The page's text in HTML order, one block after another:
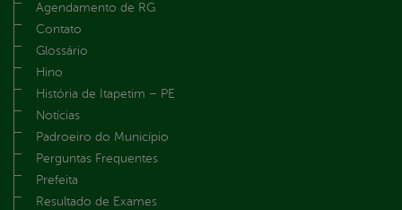
Agendamento de RG
Contato
Glossário
Hino
História de Itapetim – PE
Notícias
Padroeiro do Município
Perguntas Frequentes
Prefeita
Resultado de Exames